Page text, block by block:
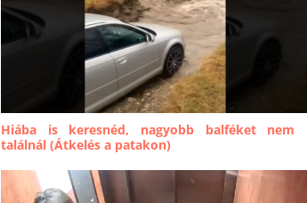
Hiába is keresnéd, nagyobb balféket nem
találnál (Átkelés a patakon)